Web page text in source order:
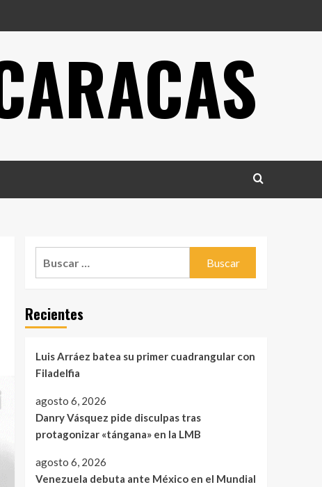
Recientes
Luis Arráez batea su primer cuadrangular con
Filadelfia
agosto 6, 2026
Danry Vásquez pide disculpas tras
protagonizar «tángana» en la LMB
agosto 6, 2026
Venezuela debuta ante México en el Mundial